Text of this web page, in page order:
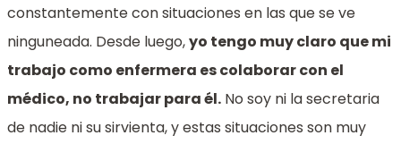
constantemente con situaciones en las que se ve
ninguneada. Desde luego,yo tengo muy claro que mi
trabajo como enfermera es colaborar con el
médico, no trabajar para él. No soy ni la secretaria
de nadie ni su sirvienta, y estas situaciones son muy